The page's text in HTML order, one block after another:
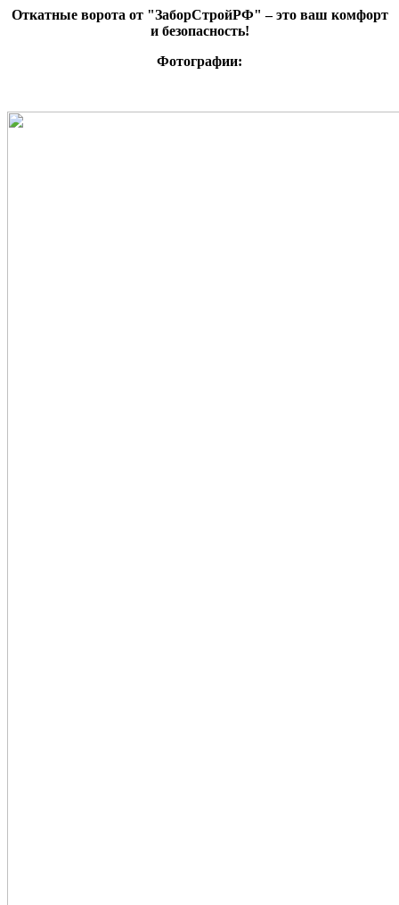
Откатные ворота от "ЗаборСтройРФ" – это ваш комфорт
и безопасность!
Фотографии: